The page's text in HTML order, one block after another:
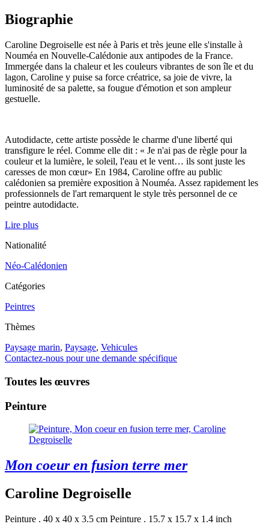
Biographie
Caroline Degroiselle est née à Paris et très jeune elle s'installe à
Nouméa en Nouvelle-Calédonie aux antipodes de la France.
Immergée dans la chaleur et les couleurs vibrantes de son île et du
lagon, Caroline y puise sa force créatrice, sa joie de vivre, la
luminosité de sa palette, sa fougue d'émotion et son ampleur
gestuelle.
Autodidacte, cette artiste possède le charme d'une liberté qui
transfigure le réel. Comme elle dit : « Je n'ai pas de règle pour la
couleur et la lumière, le soleil, l'eau et le vent… ils sont juste les
caresses de mon cœur» En 1984, Caroline offre au public
calédonien sa première exposition à Nouméa. Assez rapidement les
professionnels de l'art remarquent le style très personnel de ce
peintre autodidacte.
Lire plus
Nationalité
Néo-Calédonien
Catégories
Peintres
Thèmes
Paysage marin, Paysage, Vehicules
Contactez-nous pour une demande spécifique
Toutes les œuvres
Peinture
Mon coeur en fusion terre mer
Caroline Degroiselle
Peinture . 40 x 40 x 3.5 cm Peinture . 15.7 x 15.7 x 1.4 inch